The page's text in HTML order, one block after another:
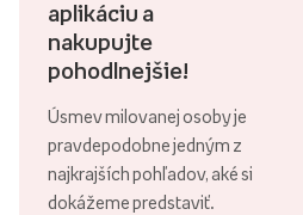
aplikáciu a
nakupujte
pohodlnejšie!
Úsmev milovanej osoby je
pravdepodobne jedným z
najkrajších pohľadov, aké si
dokážeme predstaviť.